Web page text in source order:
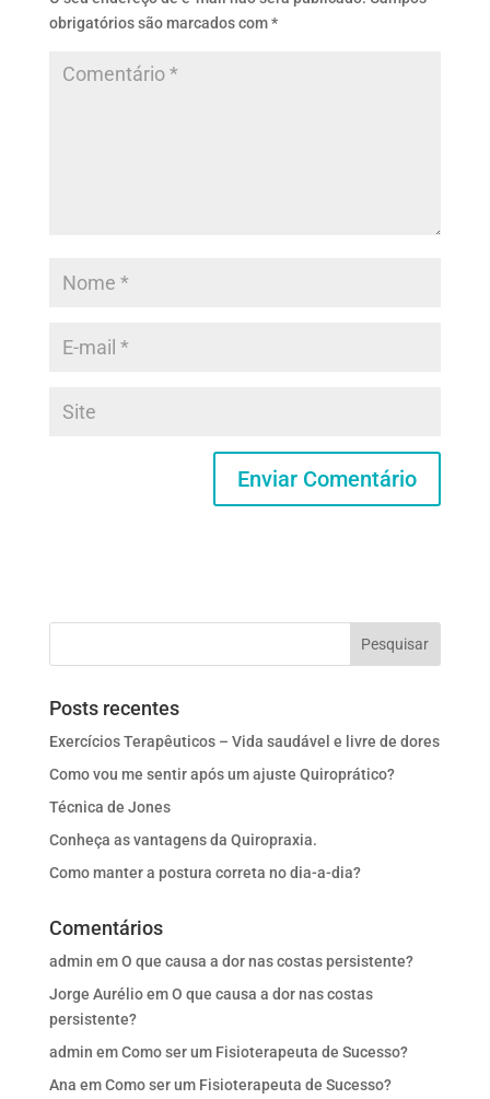
obrigatórios são marcados com*
Posts recentes
Exercícios Terapêuticos – Vida saudável e livre de dores
Como vou me sentir após um ajuste Quiroprático?
Técnica de Jones
Conheça as vantagens da Quiropraxia.
Como manter a postura correta no dia-a-dia?
Comentários
admin emO que causa a dor nas costas persistente?
Jorge AurélioemO que causa a dor nas costas
persistente?
admin emComo ser um Fisioterapeuta de Sucesso?
Ana emComo ser um Fisioterapeuta de Sucesso?